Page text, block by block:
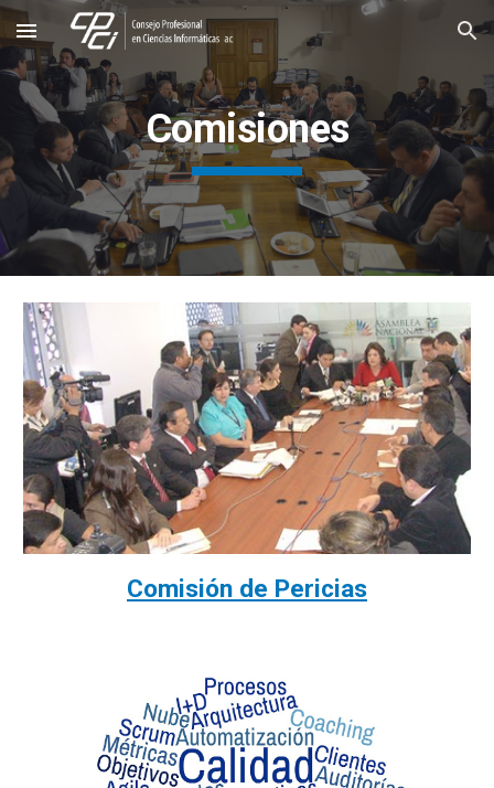
Skip to main content Skip to navigation
Comisiones
Comisión de Pericias